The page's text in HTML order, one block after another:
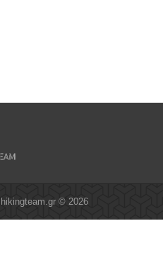
© 2026